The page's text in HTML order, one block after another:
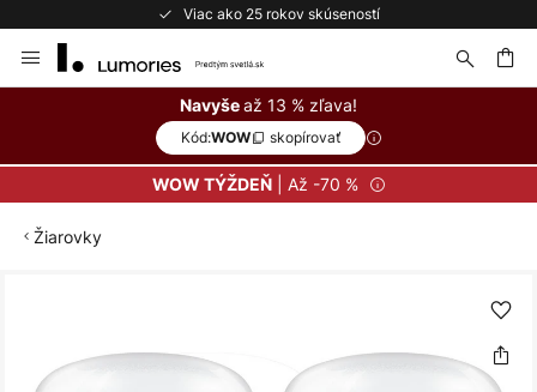
Viac ako 25 rokov skúseností
to
Navyšeaž 13 % zľava!
Kód:WOW skopírovať
WOW TÝŽDEŇ| Až -70 %
Žiarovky
galérie